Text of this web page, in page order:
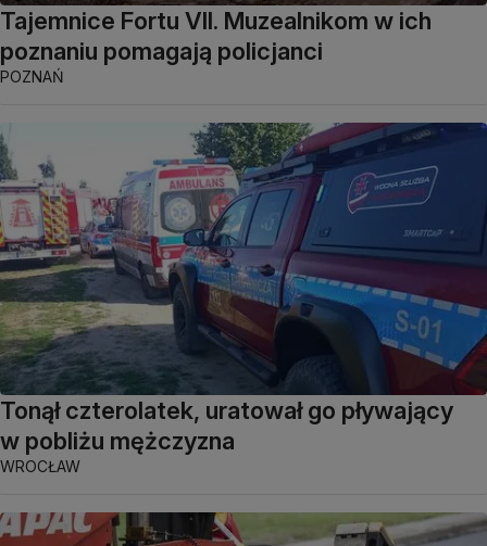
Tajemnice Fortu VII. Muzealnikom w ich
poznaniu pomagają policjanci
POZNAŃ
Tonął czterolatek, uratował go pływający
w pobliżu mężczyzna
WROCŁAW